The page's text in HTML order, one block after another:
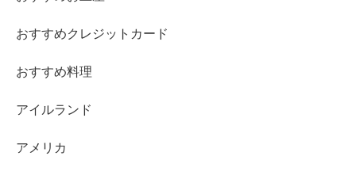
おすすめクレジットカード
おすすめ料理
アイルランド
アメリカ